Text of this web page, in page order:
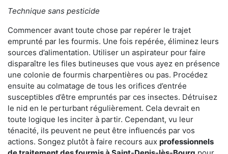
Technique sans pesticide
Commencer avant toute chose par repérer le trajet
emprunté par les fourmis. Une fois repérée, éliminez leurs
sources d’alimentation. Utiliser un aspirateur pour faire
disparaître les files butineuses que vous ayez en présence
une colonie de fourmis charpentières ou pas. Procédez
ensuite au colmatage de tous les orifices d’entrée
susceptibles d’être empruntés par ces insectes. Détruisez
le nid en le perturbant régulièrement. Cela devrait en
toute logique les inciter à partir. Cependant, vu leur
ténacité, ils peuvent ne peut être influencés par vos
actions. Songez plutôt à faire recours aux professionnels